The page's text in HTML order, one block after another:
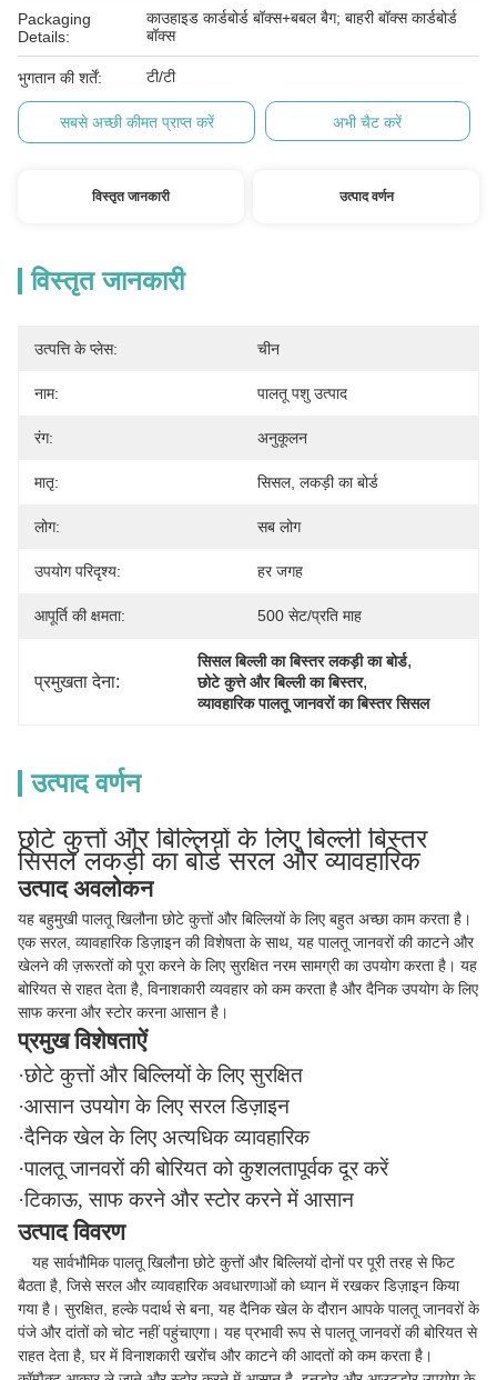
Packaging
Details:
काउहाइड कार्डबोर्ड बॉक्स+बबल बैग; बाहरी बॉक्स कार्डबोर्ड
बॉक्स
भुगतान की शर्तें: टी/टी
सबसे अच्छी कीमत प्राप्त करें अभी चैट करें
विस्तृत जानकारी उत्पाद वर्णन
विस्तृत जानकारी
उत्पत्ति के प्लेस: चीन
नाम: पालतू पशु उत्पाद
रंग: अनुकूलन
मातृ: सिसल, लकड़ी का बोर्ड
लोग: सब लोग
उपयोग परिदृश्य: हर जगह
आपूर्ति की क्षमता: 500 सेट/प्रति माह
प्रमुखता देना:
सिसल बिल्ली का बिस्तर लकड़ी का बोर्ड,
छोटे कुत्ते और बिल्ली का बिस्तर,
व्यावहारिक पालतू जानवरों का बिस्तर सिसल
उत्पाद वर्णन
छोटे कुत्तों और बिल्लियों के लिए बिल्ली बिस्तर
सिसल लकड़ी का बोर्ड सरल और व्यावहारिक
उत्पाद अवलोकन
यह बहुमुखी पालतू खिलौना छोटे कुत्तों और बिल्लियों के लिए बहुत अच्छा काम करता है।
एक सरल, व्यावहारिक डिज़ाइन की विशेषता के साथ, यह पालतू जानवरों की काटने और
खेलने की ज़रूरतों को पूरा करने के लिए सुरक्षित नरम सामग्री का उपयोग करता है। यह
बोरियत से राहत देता है, विनाशकारी व्यवहार को कम करता है और दैनिक उपयोग के लिए
साफ करना और स्टोर करना आसान है।
प्रमुख विशेषताऐं
·छोटे कुत्तों और बिल्लियों के लिए सुरक्षित
·आसान उपयोग के लिए सरल डिज़ाइन
·दैनिक खेल के लिए अत्यधिक व्यावहारिक
·पालतू जानवरों की बोरियत को कुशलतापूर्वक दूर करें
·टिकाऊ, साफ करने और स्टोर करने में आसान
उत्पाद विवरण
यह सार्वभौमिक पालतू खिलौना छोटे कुत्तों और बिल्लियों दोनों पर पूरी तरह से फिट
बैठता है, जिसे सरल और व्यावहारिक अवधारणाओं को ध्यान में रखकर डिज़ाइन किया
गया है। सुरक्षित, हल्के पदार्थ से बना, यह दैनिक खेल के दौरान आपके पालतू जानवरों के
पंजे और दांतों को चोट नहीं पहुंचाएगा। यह प्रभावी रूप से पालतू जानवरों की बोरियत से
राहत देता है, घर में विनाशकारी खरोंच और काटने की आदतों को कम करता है।